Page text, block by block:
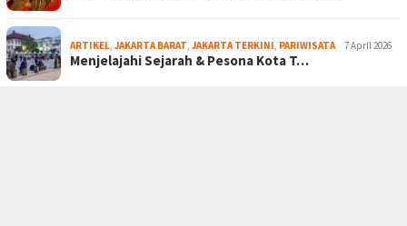
ARTIKEL, JAKARTA BARAT, JAKARTA TERKINI, PARIWISATA 7 April 2026
Menjelajahi Sejarah & Pesona Kota T…